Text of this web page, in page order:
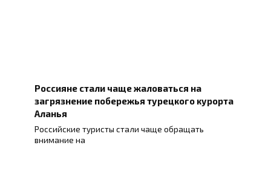
Россияне стали чаще жаловаться на
загрязнение побережья турецкого курорта
Аланья
Российские туристы стали чаще обращать
внимание на